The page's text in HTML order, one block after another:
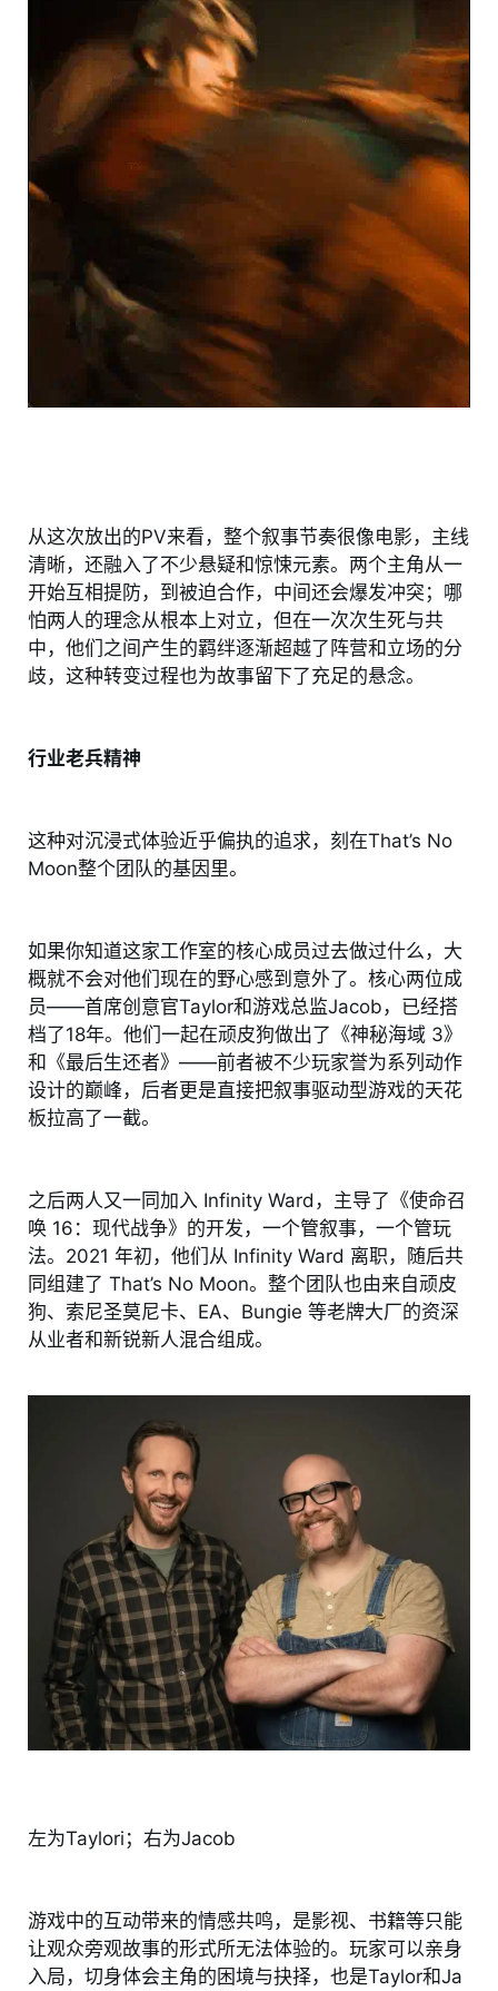
从这次放出的PV来看，整个叙事节奏很像电影，主线
清晰，还融入了不少悬疑和惊悚元素。两个主角从一
开始互相提防，到被迫合作，中间还会爆发冲突；哪
怕两人的理念从根本上对立，但在一次次生死与共
中，他们之间产生的羁绊逐渐超越了阵营和立场的分
歧，这种转变过程也为故事留下了充足的悬念。
行业老兵精神
这种对沉浸式体验近乎偏执的追求，刻在That’s No
Moon整个团队的基因里。
如果你知道这家工作室的核心成员过去做过什么，大
概就不会对他们现在的野心感到意外了。核心两位成
员——首席创意官Taylor和游戏总监Jacob，已经搭
档了18年。他们一起在顽皮狗做出了《神秘海域 3》
和《最后生还者》——前者被不少玩家誉为系列动作
设计的巅峰，后者更是直接把叙事驱动型游戏的天花
板拉高了一截。
之后两人又一同加入 Infinity Ward，主导了《使命召
唤 16：现代战争》的开发，一个管叙事，一个管玩
法。2021 年初，他们从 Infinity Ward 离职，随后共
同组建了 That’s No Moon。整个团队也由来自顽皮
狗、索尼圣莫尼卡、EA、Bungie 等老牌大厂的资深
从业者和新锐新人混合组成。
左为Taylori；右为Jacob
游戏中的互动带来的情感共鸣，是影视、书籍等只能
让观众旁观故事的形式所无法体验的。玩家可以亲身
入局，切身体会主角的困境与抉择，也是Taylor和Ja